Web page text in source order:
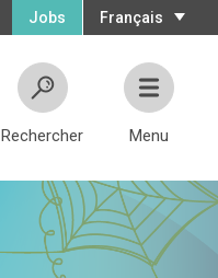
Français
Jobs
Rechercher Menu